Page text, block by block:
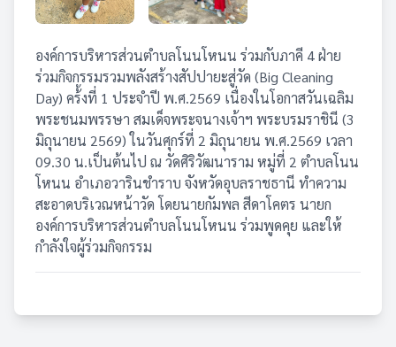
องค์การบริหารส่วนตำบลโนนโหนน ร่วมกับภาคี 4 ฝ่าย
ร่วมกิจกรรมรวมพลังสร้างสัปปายะสู่วัด (Big Cleaning
Day) คร้้งที่ 1 ประจำปี พ.ศ.2569 เนื่องในโอกาสวันเฉลิม
พระชนมพรรษา สมเด็จพระจนางเจ้าฯ พระบรมราชินี (3
มิถุนายน 2569) ในวันศุกร์ที่ 2 มิถุนายน พ.ศ.2569 เวลา
09.30 น.เป็นต้นไป ณ วัดศิริวัฒนาราม หมู่ที่ 2 ตำบลโนน
โหนน อำเภอวารินชำราบ จังหวัดอุบลราชธานี ทำความ
สะอาดบริเวณหน้าวัด โดยนายกัมพล สีดาโคตร นายก
องค์การบริหารส่วนตำบลโนนโหนน ร่วมพูดคุย และให้
กำลังใจผู้ร่วมกิจกรรม